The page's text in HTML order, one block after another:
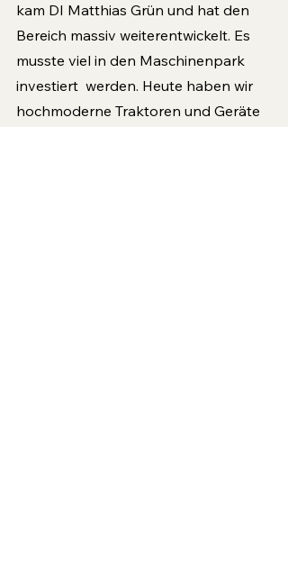
kam DI Matthias Grün und hat den
Bereich massiv weiterentwickelt. Es
musste viel in den Maschinenpark
investiert  werden. Heute haben wir
hochmoderne Traktoren und Geräte